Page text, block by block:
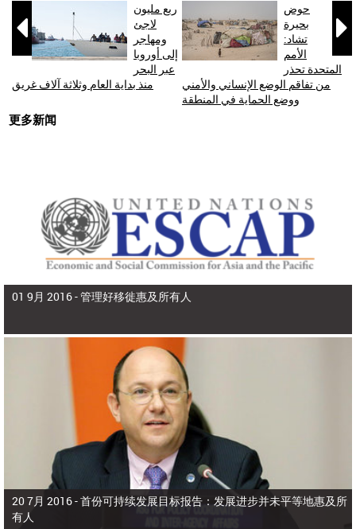

ربع مليون
لاجئ
ومهاجر
إلى أوروبا
عبر البحر
منذ بداية العام وثلاثة آلاف غريق

حوض
بحيرة
تشاد:
الأمم
المتحدة تحذر
من تفاقم الوضع الإنساني والأمني
ووضع الحماية في المنطقة
更多新闻
01 9月 2016 -管理好移徙惠及所有人
20 7月 2016 -首份可持续发展目标报告：发展进步并未平等地惠及所
有人